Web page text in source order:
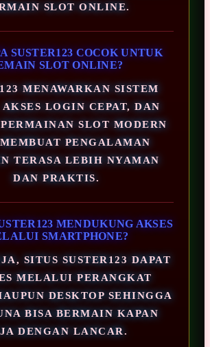
SLOT ONLINE.
SUSTER123 COCOK UNTUK
SLOT ONLINE?
MENAWARKAN SISTEM
LOGIN CEPAT, DAN
SLOT MODERN
PENGALAMAN
TERASA LEBIH NYAMAN
DAN PRAKTIS.
MENDUKUNG AKSES
SMARTPHONE?
SITUS SUSTER123 DAPAT
MELALUI PERANGKAT
DESKTOP SEHINGGA
BISA BERMAIN KAPAN
DENGAN LANCAR.